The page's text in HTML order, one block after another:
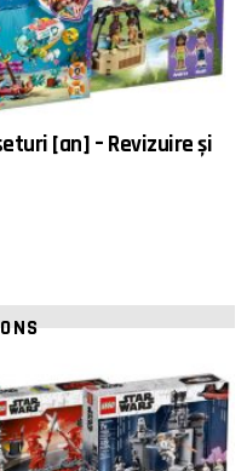
[an] – Revizuire și